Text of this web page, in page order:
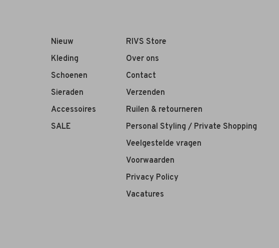
Nieuw
Kleding
Schoenen
Sieraden
Accessoires
SALE
RIVS Store
Over ons
Contact
Verzenden
Ruilen & retourneren
Personal Styling / Private Shopping
Veelgestelde vragen
Voorwaarden
Privacy Policy
Vacatures